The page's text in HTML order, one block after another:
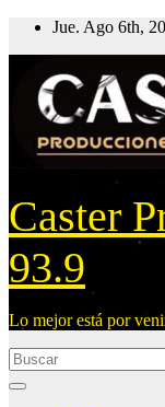
Jue. Ago 6th,
Caster
93.9
Lo mejor está por